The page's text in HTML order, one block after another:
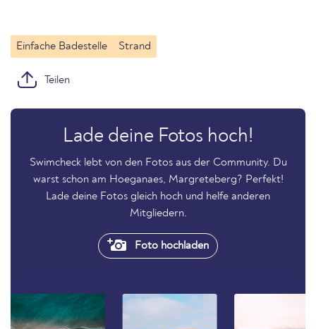
Einfache Badestelle Strand
Teilen
Lade deine Fotos hoch!
Swimcheck lebt von den Fotos aus der Community. Du
warst schon am Hoeganaes, Margreteberg? Perfekt!
Lade deine Fotos gleich hoch und helfe anderen
Mitgliedern.
Foto hochladen